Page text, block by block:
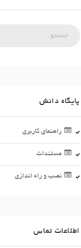
پایگاه دانش
راهنمای کاربری
مستندات
نصب و راه اندازی
اطلاعات تماس